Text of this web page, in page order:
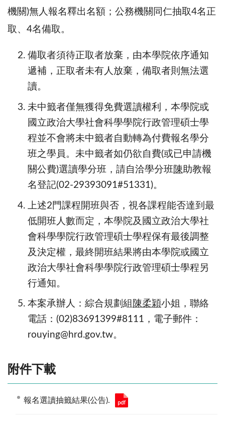
機關)無人報名釋出名額；公務機關同仁抽取4名正
取、 4名備取。
備取者須待正取者放棄，由本學院依序通知
遞補，正取者未有人放棄，備取者則無法選
讀。
未中籤者僅無獲得免費選讀權利，本學院或
國立政治大學社會科學學院行政管理碩士學
程並不會將未中籤者自動轉為付費報名學分
班之學員。未中籤者如仍欲自費(或已申請機
關公費)選讀學分班，請自洽學分班陳助教報
名登記(02-29393091#51331)。
上述2門課程開班與否，視各課程能否達到最
低開班人數而定，本學院及國立政治大學社
會科學學院行政管理碩士學程保有最後調整
及決定權，最終開班結果將由本學院或國立
政治大學社會科學學院行政管理碩士學程另
行通知。
本案承辦人：綜合規劃組 陳柔穎小姐，聯絡
電話： (02)83691399#8111 ，電子郵件：
rouying@hrd.gov.tw。
附件下載
報名選讀抽籤結果(公告).